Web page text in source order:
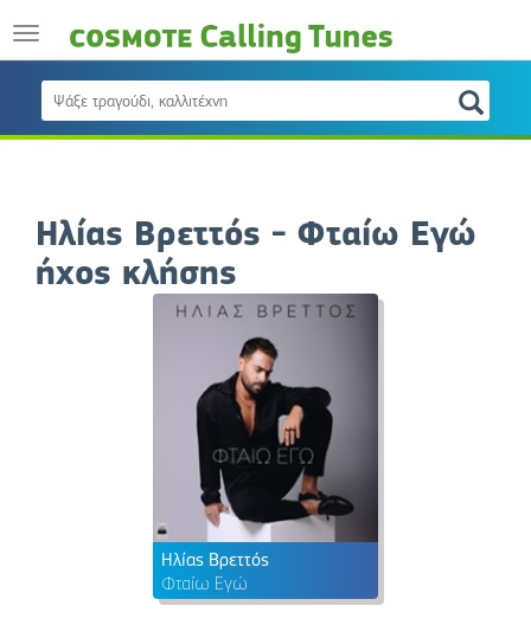
Ηλίας Βρεττός - Φταίω Εγώ
ήχος κλήσης
Ηλίας Βρεττός
Φταίω Εγώ